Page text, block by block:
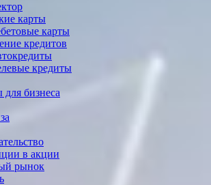
карты
карты
кредитов
кредиты
бизнеса
в акции
рынок